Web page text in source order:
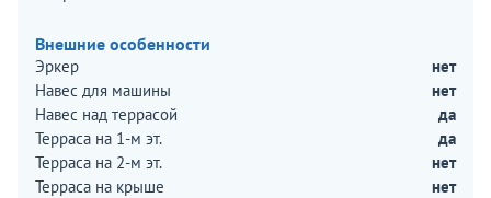
Внешние особенности
Эркер
нет
Навес для машины
нет
Навес над террасой
да
Терраса на 1-м эт.
да
Терраса на 2-м эт.
нет
Терраса на крыше
нет